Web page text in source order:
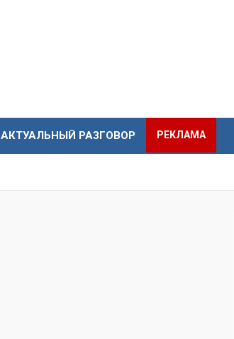
АКТУАЛЬНЫЙ РАЗГОВОР РЕКЛАМА